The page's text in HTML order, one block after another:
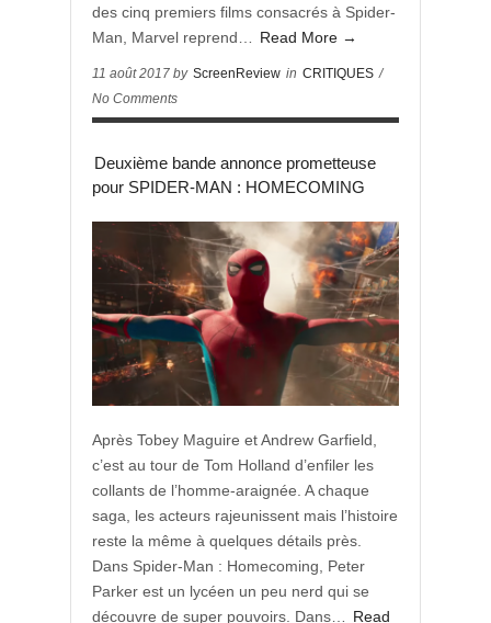
des cinq premiers films consacrés à Spider-
Man, Marvel reprend…
Read More →
11 août 2017 by ScreenReview in CRITIQUES /
No Comments
Deuxième bande annonce prometteuse
pour SPIDER-MAN : HOMECOMING
Après Tobey Maguire et Andrew Garfield,
c’est au tour de Tom Holland d’enfiler les
collants de l’homme-araignée. A chaque
saga, les acteurs rajeunissent mais l’histoire
reste la même à quelques détails près.
Dans Spider-Man : Homecoming, Peter
Parker est un lycéen un peu nerd qui se
découvre de super pouvoirs. Dans…
Read